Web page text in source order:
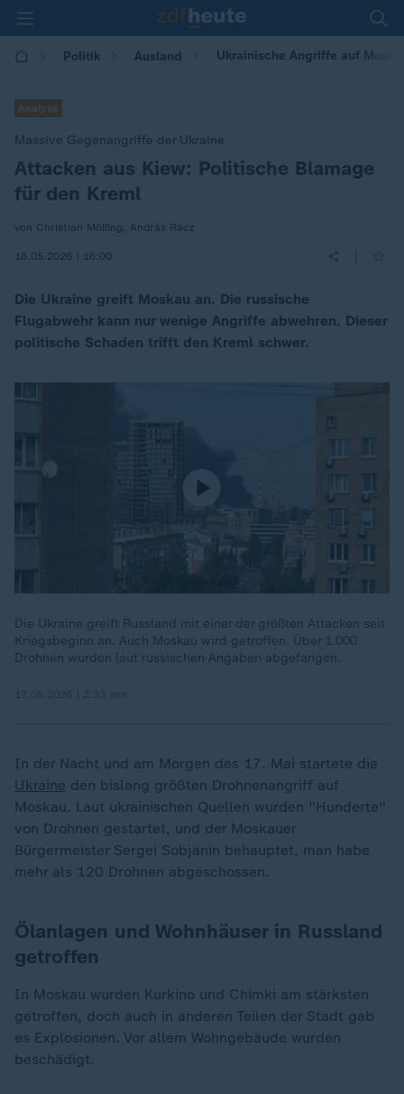
Politik Ausland Ukrainische Angriffe auf
Analyse
Massive Gegenangriffe der Ukraine
:
Attacken aus Kiew: Politische Blamage
für den Kreml
von Christian Mölling, András Rácz
18.05.2026 | 16:00
Die Ukraine greift Moskau an. Die russische
Flugabwehr kann nur wenige Angriffe abwehren. Dieser
politische Schaden trifft den Kreml schwer.
Die Ukraine greift Russland mit einer der größten Attacken seit
Kriegsbeginn an. Auch Moskau wird getroffen. Über 1.000
Drohnen wurden laut russischen Angaben abgefangen.
In der Nacht und am Morgen des 17. Mai startete die
Ukraine den bislang größten Drohnenangriff auf
Moskau. Laut ukrainischen Quellen wurden "Hunderte"
von Drohnen gestartet, und der Moskauer
Bürgermeister Sergei Sobjanin behauptet, man habe
mehr als 120 Drohnen abgeschossen.
Ölanlagen und Wohnhäuser in Russland
getroffen
In Moskau wurden Kurkino und Chimki am stärksten
getroffen, doch auch in anderen Teilen der Stadt gab
es Explosionen. Vor allem Wohngebäude wurden
beschädigt.